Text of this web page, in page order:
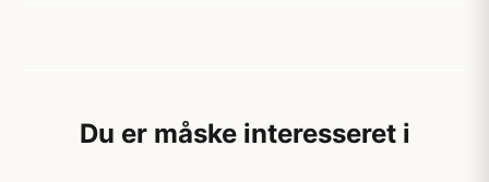
Du er måske interesseret i